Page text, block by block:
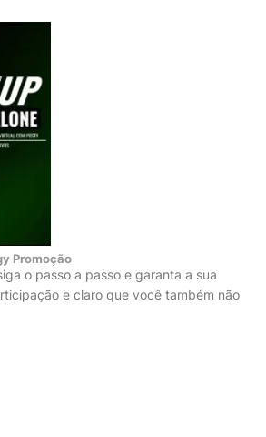
Promoção
o passo a passo e garanta a sua
e claro que você também não